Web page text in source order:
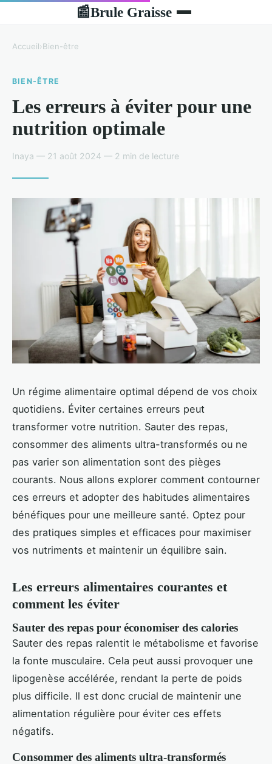
📰Brule Graisse
Accueil›Bien-être
BIEN-ÊTRE
Les erreurs à éviter pour une
nutrition optimale
Inaya — 21 août 2024 — 2 min de lecture
Un régime alimentaire optimal dépend de vos choix
quotidiens. Éviter certaines erreurs peut
transformer votre nutrition. Sauter des repas,
consommer des aliments ultra-transformés ou ne
pas varier son alimentation sont des pièges
courants. Nous allons explorer comment contourner
ces erreurs et adopter des habitudes alimentaires
bénéfiques pour une meilleure santé. Optez pour
des pratiques simples et efficaces pour maximiser
vos nutriments et maintenir un équilibre sain.
Les erreurs alimentaires courantes et
comment les éviter
Sauter des repas pour économiser des calories
Sauter des repas ralentit le métabolisme et favorise
la fonte musculaire. Cela peut aussi provoquer une
lipogenèse accélérée, rendant la perte de poids
plus difficile. Il est donc crucial de maintenir une
alimentation régulière pour éviter ces effets
négatifs.
Consommer des aliments ultra-transformés